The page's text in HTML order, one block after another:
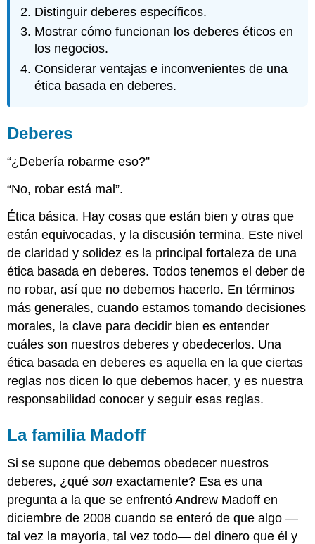
Distinguir deberes específicos.
Mostrar cómo funcionan los deberes éticos en
los negocios.
Considerar ventajas e inconvenientes de una
ética basada en deberes.
Deberes
“¿Debería robarme eso?”
“No, robar está mal”.
Ética básica. Hay cosas que están bien y otras que
están equivocadas, y la discusión termina. Este nivel
de claridad y solidez es la principal fortaleza de una
ética basada en deberes. Todos tenemos el deber de
no robar, así que no debemos hacerlo. En términos
más generales, cuando estamos tomando decisiones
morales, la clave para decidir bien es entender
cuáles son nuestros deberes y obedecerlos. Una
ética basada en deberes es aquella en la que ciertas
reglas nos dicen lo que debemos hacer, y es nuestra
responsabilidad conocer y seguir esas reglas.
La familia Madoff
Si se supone que debemos obedecer nuestros
deberes, ¿quéson exactamente? Esa es una
pregunta a la que se enfrentó Andrew Madoff en
diciembre de 2008 cuando se enteró de que algo —
tal vez la mayoría, tal vez todo— del dinero que él y